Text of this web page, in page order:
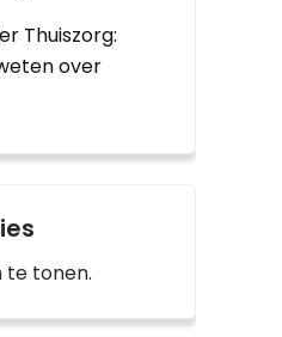
Thuiszorg:
over
te tonen.